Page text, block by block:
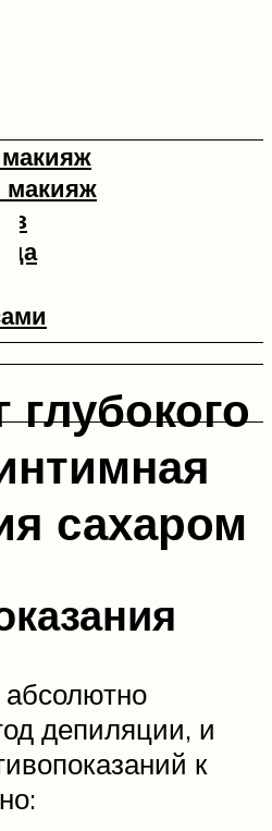
глубокого
сахаром
депиляции, и
к